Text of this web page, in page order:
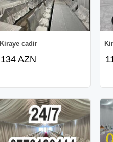
Kiraye cadir
134 AZN